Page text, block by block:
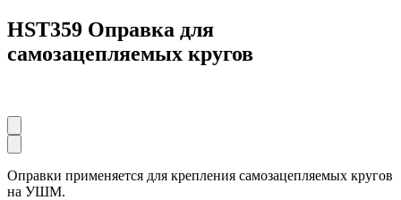
HST359 Оправка для
самозацепляемых кругов
Оправки применяется для крепления самозацепляемых кругов
на УШМ.